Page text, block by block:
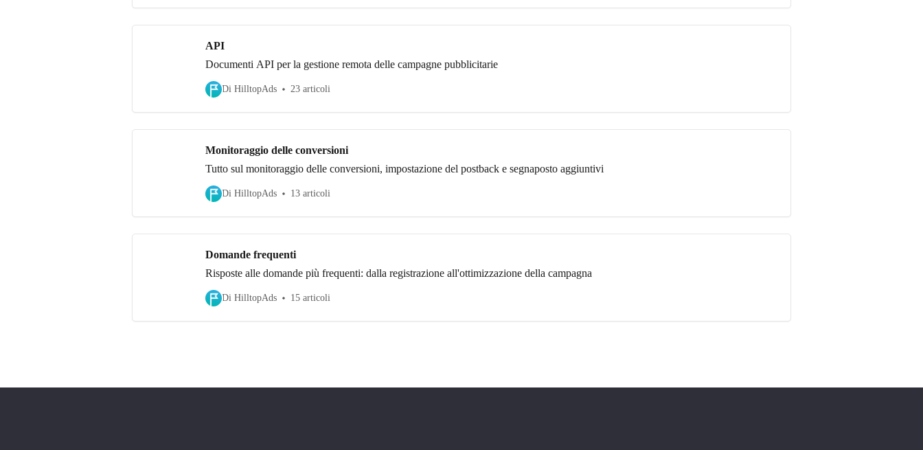
API
Documenti API per la gestione remota delle campagne pubblicitarie
Di HilltopAds 23 articoli
Monitoraggio delle conversioni
Tutto sul monitoraggio delle conversioni, impostazione del postback e segnaposto aggiuntivi
Di HilltopAds 13 articoli
Domande frequenti
Risposte alle domande più frequenti: dalla registrazione all'ottimizzazione della campagna
Di HilltopAds 15 articoli